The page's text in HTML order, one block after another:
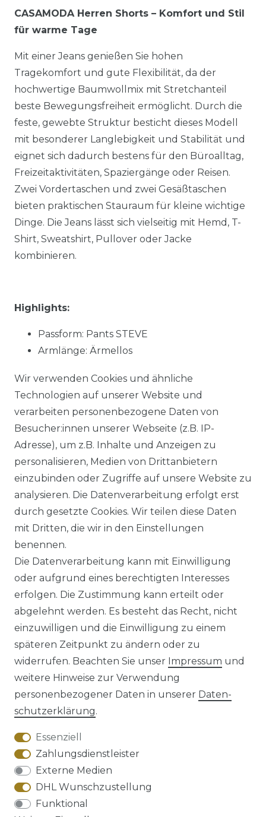
CASAMODA Herren Shorts – Komfort und Stil
für warme Tage
Mit einer Jeans genießen Sie hohen
Tragekomfort und gute Flexibilität, da der
hochwertige Baumwollmix mit Stretchanteil
beste Bewegungsfreiheit ermöglicht. Durch die
feste, gewebte Struktur besticht dieses Modell
mit besonderer Langlebigkeit und Stabilität und
eignet sich dadurch bestens für den Büroalltag,
Freizeitaktivitäten, Spaziergänge oder Reisen.
Zwei Vordertaschen und zwei Gesäßtaschen
bieten praktischen Stauraum für kleine wichtige
Dinge. Die Jeans lässt sich vielseitig mit Hemd, T-
Shirt, Sweatshirt, Pullover oder Jacke
kombinieren.
Highlights:
Passform: Pants STEVE
Armlänge: Ärmellos
Material:91 % Baumwolle, 7 % Polyester, 2 %
Elasthan
Stoffart: gewebt
NOS: Ja
91 % Baumwolle, 7 % Polyester, 2 %
Elasthan
Impressum Daten­schutz­erklärung
AGB Barrierefreiheitserklärung
Widerrufs­recht
Wir verwenden Cookies und ähnliche
Technologien auf unserer Website und
verarbeiten personenbezogene Daten von
Besucher:innen unserer Webseite (z.B. IP-
Adresse), um z.B. Inhalte und Anzeigen zu
personalisieren, Medien von Drittanbietern
einzubinden oder Zugriffe auf unsere Website zu
analysieren. Die Datenverarbeitung erfolgt erst
durch gesetzte Cookies. Wir teilen diese Daten
mit Dritten, die wir in den Einstellungen
benennen.
Die Datenverarbeitung kann mit Einwilligung
oder aufgrund eines berechtigten Interesses
erfolgen. Die Zustimmung kann erteilt oder
abgelehnt werden. Es besteht das Recht, nicht
einzuwilligen und die Einwilligung zu einem
späteren Zeitpunkt zu ändern oder zu
widerrufen. Beachten Sie unser Impressum und
weitere Hinweise zur Verwendung
personenbezogener Daten in unserer Daten­
schutz­erklärung.
Essenziell
Zahlungsdienstleister
Externe Medien
DHL Wunschzustellung
Funktional